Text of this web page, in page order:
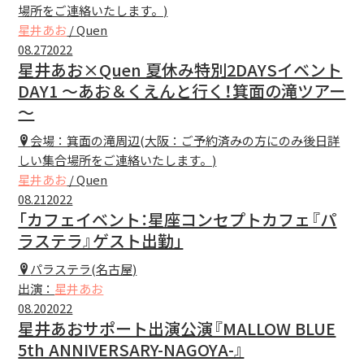
場所をご連絡いたします。)
星井あお / Quen
08.272022
星井あお×Quen 夏休み特別2DAYSイベント
DAY1 ～あお＆くえんと行く！箕面の滝ツアー
～
会場：箕面の滝周辺(大阪：ご予約済みの方にのみ後日詳
しい集合場所をご連絡いたします。)
星井あお / Quen
08.212022
「カフェイベント：星座コンセプトカフェ『パ
ラステラ』ゲスト出勤」
パラステラ(名古屋)
出演： 星井あお
08.202022
星井あおサポート出演公演『MALLOW BLUE
5th ANNIVERSARY-NAGOYA-』